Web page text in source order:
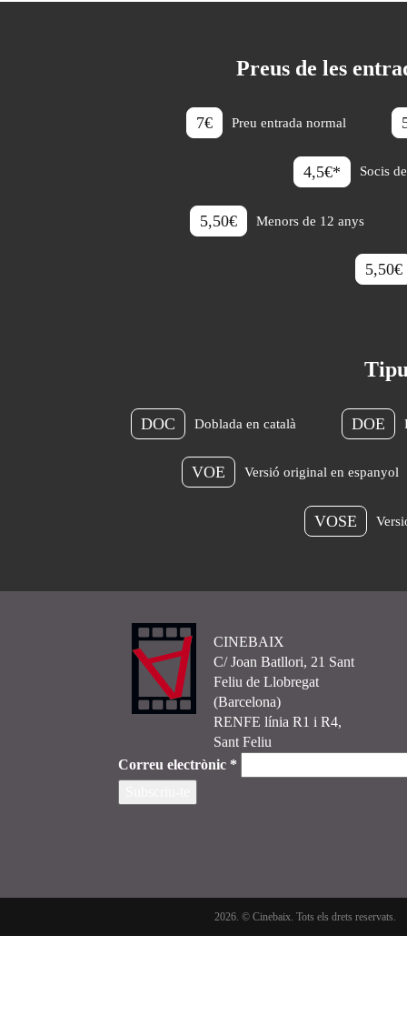
Preus de les
7€ Preu entrada normal
4,5€* Socis
5,50€ Menors de 12 anys
5,50€
DOC Doblada en català DOE
VOE Versió original en espanyol
VOSE
CINEBAIX
C/ Joan Batllori, 21 Sant
Feliu de Llobregat
(Barcelona)
RENFE línia R1 i R4,
Sant Feliu
Correu electrònic *
2026. © Cinebaix. Tots els drets reservats.